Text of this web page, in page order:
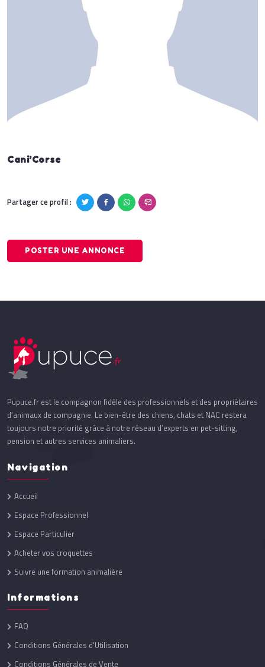
Cani’Corse
Partager ce profil :
POSTER UNE ANNONCE
Pupuce.fr est le compagnon fidèle des professionnels et des propriétaires
d’animaux de compagnie. Le bien-être des chiens, chats et NAC restera
toujours notre priorité grâce à notre réseau d’experts en pet-sitting,
pension et autres services animaliers.
Navigation
Accueil
Espace Professionnel
Espace Particulier
Acheter vos croquettes
Suivre une formation animalière
Informations
FAQ
Conditions Générales d'Utilisation
Conditions Générales de Vente